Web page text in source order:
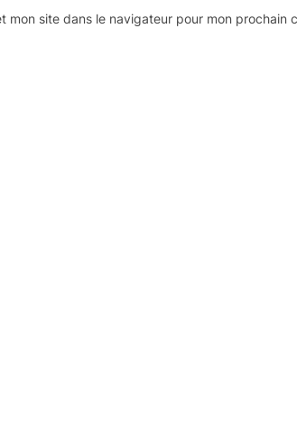
mon site dans le navigateur pour mon prochain